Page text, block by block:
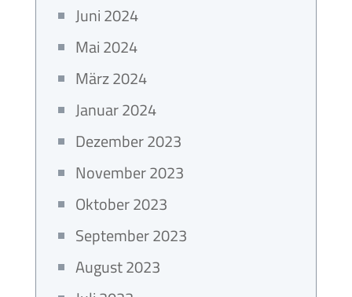
Juni 2024
Mai 2024
März 2024
Januar 2024
Dezember 2023
November 2023
Oktober 2023
September 2023
August 2023